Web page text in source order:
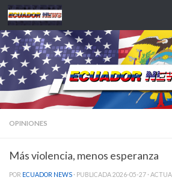
Saltar al contenido
OPINIONES
Más violencia, menos esperanza
POR ECUADOR NEWS · PUBLICADA2026-05-27 ·